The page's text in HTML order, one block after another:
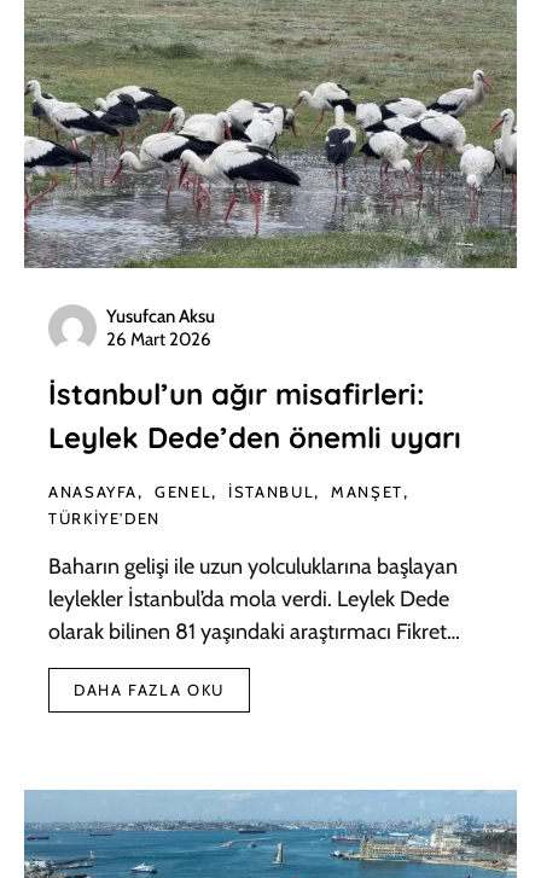
Yusufcan Aksu
26 Mart 2026
İstanbul’un ağır misafirleri:
Leylek Dede’den önemli uyarı
ANASAYFA GENEL İSTANBUL
MANŞET
TÜRKIYE'DEN
Baharın gelişi ile uzun yolculuklarına başlayan
leylekler İstanbul’da mola verdi. Leylek Dede
olarak bilinen 81 yaşındaki araştırmacı Fikret…
DAHA FAZLA OKU